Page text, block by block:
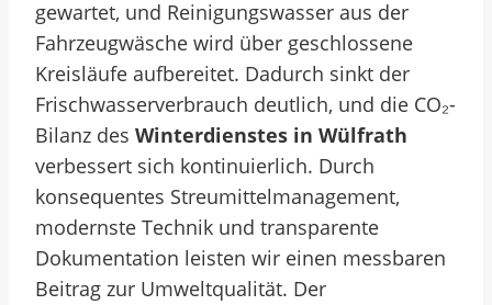
gewartet, und Reinigungswasser aus der
Fahrzeugwäsche wird über geschlossene
Kreisläufe aufbereitet. Dadurch sinkt der
Frischwasserverbrauch deutlich, und die CO₂-
Bilanz des Winterdienstes in Wülfrath
verbessert sich kontinuierlich. Durch
konsequentes Streumittelmanagement,
modernste Technik und transparente
Dokumentation leisten wir einen messbaren
Beitrag zur Umweltqualität. Der